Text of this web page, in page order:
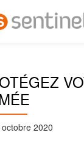
octobre 2020